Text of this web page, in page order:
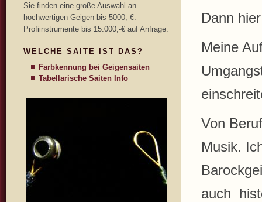
Dann
Meine
Von
Musik.
auch
Sie finden eine große Auswahl an
hochwertigen Geigen bis 5000,-€.
Profiinstrumente bis 15.000,-€ auf Anfrage.
WELCHE SAITE IST DAS?
Farbkennung bei Geigensaiten
Tabellarische Saiten Info